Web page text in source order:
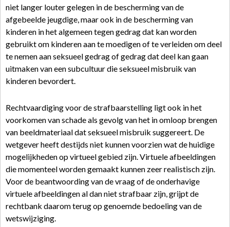
niet langer louter gelegen in de bescherming van de
afgebeelde jeugdige, maar ook in de bescherming van
kinderen in het algemeen tegen gedrag dat kan worden
gebruikt om kinderen aan te moedigen of te verleiden om deel
te nemen aan seksueel gedrag of gedrag dat deel kan gaan
uitmaken van een subcultuur die seksueel misbruik van
kinderen bevordert.
Rechtvaardiging voor de strafbaarstelling ligt ook in het
voorkomen van schade als gevolg van het in omloop brengen
van beeldmateriaal dat seksueel misbruik suggereert. De
wetgever heeft destijds niet kunnen voorzien wat de huidige
mogelijkheden op virtueel gebied zijn. Virtuele afbeeldingen
die momenteel worden gemaakt kunnen zeer realistisch zijn.
Voor de beantwoording van de vraag of de onderhavige
virtuele afbeeldingen al dan niet strafbaar zijn, grijpt de
rechtbank daarom terug op genoemde bedoeling van de
wetswijziging.